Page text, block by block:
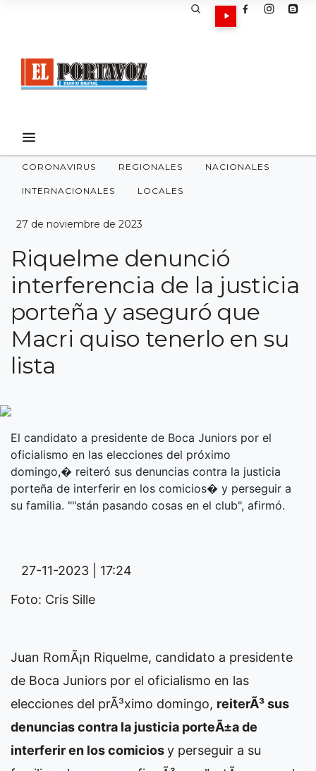
CORONAVIRUS REGIONALES NACIONALES
INTERNACIONALES LOCALES
27 de noviembre de 2023
Riquelme denunció
interferencia de la justicia
porteña y aseguró que
Macri quiso tenerlo en su
lista
El candidato a presidente de Boca Juniors por el
oficialismo en las elecciones del próximo
domingo,� reiteró sus denuncias contra la justicia
porteña de interferir en los comicios� y perseguir a
su familia. ""stán pasando cosas en el club", afirmó.
27-11-2023 | 17:24
Foto: Cris Sille
Juan RomÃ¡n Riquelme, candidato a presidente
de Boca Juniors por el oficialismo en las
elecciones del prÃ³ximo domingo, reiterÃ³ sus
denuncias contra la justicia porteÃ±a de
interferir en los comiciosy perseguir a su